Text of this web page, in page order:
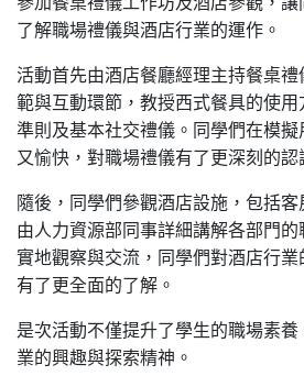
了解職場禮儀與酒店行業的運作。
活動首先由酒店餐廳經理主持餐桌
範與互動環節，教授西式餐具的使
準則及基本社交禮儀。同學們在模
又愉快，對職場禮儀有了更深刻的認
隨後，同學們參觀酒店設施，包括客
由人力資源部同事詳細講解各部門
實地觀察與交流，同學們對酒店行
有了更全面的了解。
是次活動不僅提升了學生的職場素
業的興趣與探索精神。